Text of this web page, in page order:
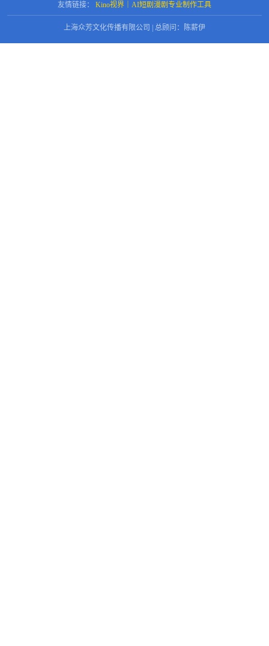
友情链接： Kino视界｜AI短剧漫剧专业制作工具
上海众芳文化传播有限公司 | 总顾问：陈薪伊